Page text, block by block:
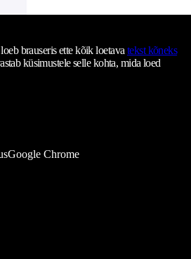
brauseris ette kõik loetava tekst kõneks
küsimustele selle kohta, mida loed
Google Chrome